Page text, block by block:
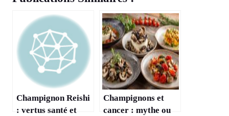
Champignon Reishi
: vertus santé et
Champignons et
cancer : mythe ou